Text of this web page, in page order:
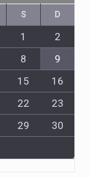
S D
1
2
8
9
15
16
22
23
29
30